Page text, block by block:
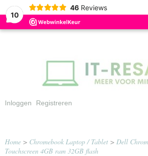
10
46 Reviews
Inloggen Registreren
Home > Chromebook Laptop / Tablet > Dell
Touchscreen 4GB ram 32GB flash